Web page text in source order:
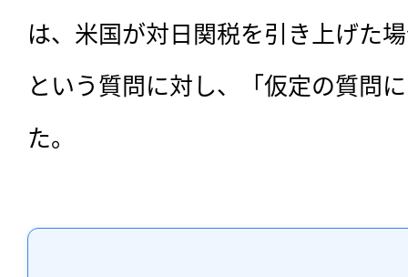
は、米国が対日関税を引き上げた
という質問に対し、「仮定の質問
た。